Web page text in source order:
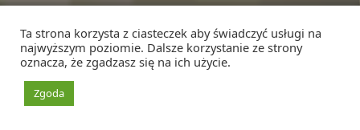
Ta strona korzysta z ciasteczek aby świadczyć usługi na
najwyższym poziomie. Dalsze korzystanie ze strony
oznacza, że zgadzasz się na ich użycie.
Zgoda